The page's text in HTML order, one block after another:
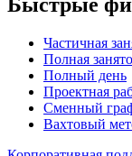
Частичная
Полная
Полный день
Проектная
Сменный
Вахтовый